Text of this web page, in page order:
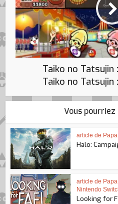
Taiko no Tatsujin
Taiko no Tatsujin
Vous pourriez
article de Papa
Halo:
article de Papa
Nintendo
Looking for